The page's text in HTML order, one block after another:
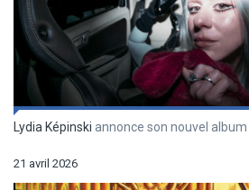
Lydia Képinski annonce son nouvel album
21 avril 2026